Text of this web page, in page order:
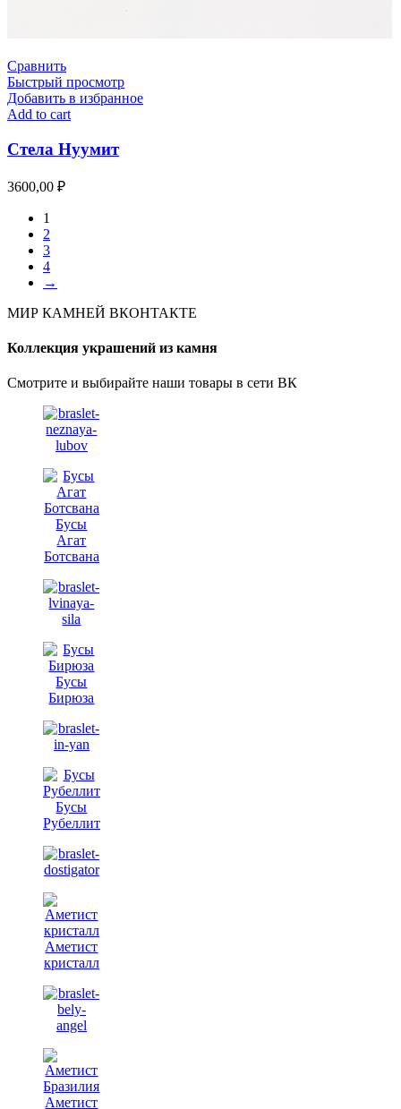
Сравнить
Быстрый просмотр
Добавить в избранное
Add to cart
Стела Нуумит
3600,00 ₽
1
2
3
4
→
МИР КАМНЕЙ ВКОНТАКТЕ
Коллекция украшений из камня
Смотрите и выбирайте наши товары в сети ВК
Бусы
Агат
Ботсвана
Бусы
Бирюза
Бусы
Рубеллит
Аметист
кристалл
Аметист